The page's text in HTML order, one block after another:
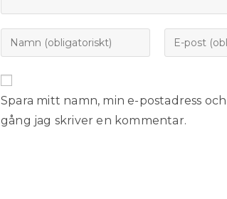
Spara mitt namn, min e-postadress
gång jag skriver en kommentar.